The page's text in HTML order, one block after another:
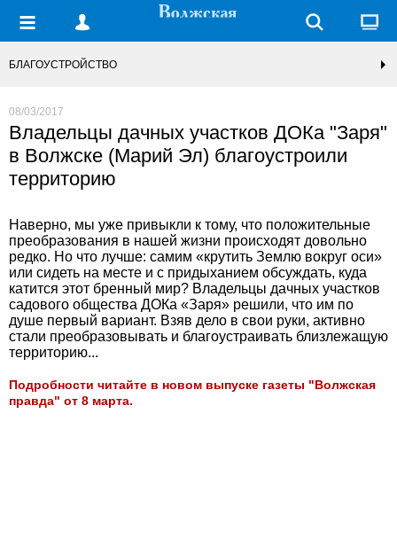
БЛАГОУСТРОЙСТВО
08/03/2017
Владельцы дачных участков ДОКа "Заря"
в Волжске (Марий Эл) благоустроили
территорию
Наверно, мы уже привыкли к тому, что положительные
преобразования в нашей жизни происходят довольно
редко. Но что лучше: самим «крутить Землю вокруг оси»
или сидеть на месте и с придыханием обсуждать, куда
катится этот бренный мир? Владельцы дачных участков
садового общества ДОКа «Заря» решили, что им по
душе первый вариант. Взяв дело в свои руки, активно
стали преобразовывать и благоустраивать близлежащую
территорию...
Подробности читайте в новом выпуске газеты "Волжская
правда" от 8 марта.